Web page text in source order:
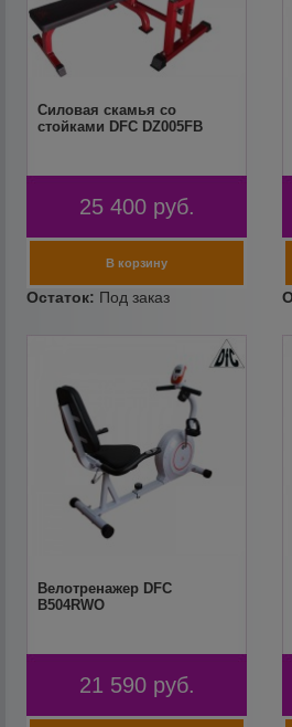
Силовая скамья со
стойками DFC DZ005FB
25 400 руб.
Велотренажер DFC
B504RWO
21 590 руб.